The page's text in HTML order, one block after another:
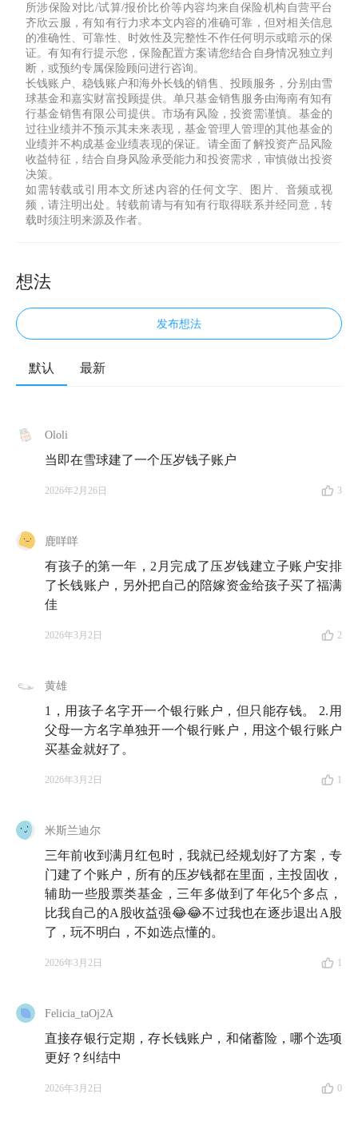
所涉保险对比/试算/报价比价等内容均来自保险机构自营平台
齐欣云服，有知有行力求本文内容的准确可靠，但对相关信息
的准确性、可靠性、时效性及完整性不作任何明示或暗示的保
证。有知有行提示您，保险配置方案请您结合自身情况独立判
断，或预约专属保险顾问进行咨询。
长钱账户、稳钱账户和海外长钱的销售、投顾服务，分别由雪
球基金和嘉实财富投顾提供。单只基金销售服务由海南有知有
行基金销售有限公司提供。市场有风险，投资需谨慎。基金的
过往业绩并不预示其未来表现，基金管理人管理的其他基金的
业绩并不构成基金业绩表现的保证。请全面了解投资产品风险
收益特征，结合自身风险承受能力和投资需求，审慎做出投资
决策。
如需转载或引用本文所述内容的任何文字、图片、音频或视
频，请注明出处。转载前请与有知有行取得联系并经同意，转
载时须注明来源及作者。
想法
发布想法
默认 最新
Ololi
当即在雪球建了一个压岁钱子账户
2026年2月26日 3
鹿咩咩
有孩子的第一年，2月完成了压岁钱建立子账户安排
了长钱账户，另外把自己的陪嫁资金给孩子买了福满
佳
2026年3月2日 2
黄雄
1，用孩子名字开一个银行账户，但只能存钱。 2.用
父母一方名字单独开一个银行账户，用这个银行账户
买基金就好了。
2026年3月2日 1
米斯兰迪尔
三年前收到满月红包时，我就已经规划好了方案，专
门建了个账户，所有的压岁钱都在里面，主投固收，
辅助一些股票类基金，三年多做到了年化5个多点，
比我自己的A股收益强😂😂不过我也在逐步退出A股
了，玩不明白，不如选点懂的。
2026年3月2日 1
Felicia_taOj2A
直接存银行定期，存长钱账户，和储蓄险，哪个选项
更好？纠结中
2026年3月2日 0